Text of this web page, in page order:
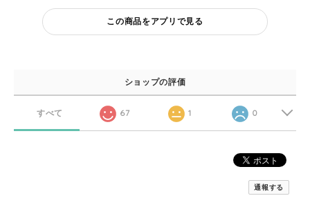
この商品をアプリで見る
ショップの評価
すべて 67 1 0
通報する